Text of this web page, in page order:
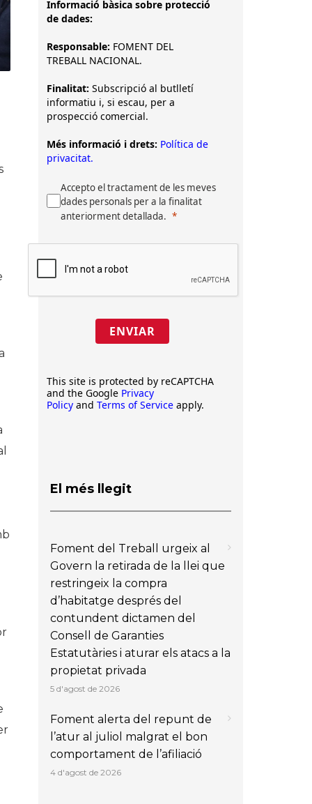
Informació bàsica sobre protecció
de dades:
Responsable: FOMENT DEL
TREBALL NACIONAL.
Finalitat: Subscripció al butlletí
informatiu i, si escau, per a
prospecció comercial.
Més informació i drets: Política de
privacitat.
Accepto el tractament de les meves
dades personals per a la finalitat
anteriorment detallada.
ENVIAR
This site is protected by reCAPTCHA
and the Google Privacy
Policy and Terms of Service apply.
El més llegit
Foment del Treball urgeix al
Govern la retirada de la llei que
restringeix la compra
d’habitatge després del
contundent dictamen del
Consell de Garanties
Estatutàries i aturar els atacs a la
propietat privada
5 d'agost de 2026
Foment alerta del repunt de
l’atur al juliol malgrat el bon
comportament de l’afiliació
4 d'agost de 2026